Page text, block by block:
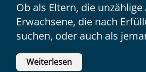
Ob als Eltern, die
Erwachsene, die nach
suchen, oder auch als
Herausforderungen des
Zufriedenheit finden wir
Weiterlesen